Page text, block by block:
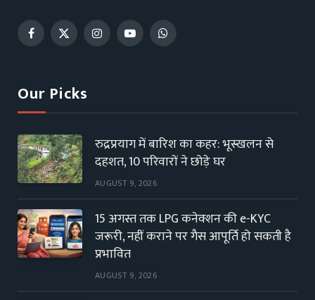
Facebook
X
InstagramYouTubeWhatsApp
Our Picks
रुद्रप्रयाग में बारिश का कहर: भूस्खलन से
दहशत, 10 परिवारों ने छोड़े घर
AUGUST 9, 2026
15 अगस्त तक LPG कनेक्शन की e-KYC
जरूरी, नहीं कराने पर गैस आपूर्ति हो सकती है
प्रभावित
AUGUST 9, 2026